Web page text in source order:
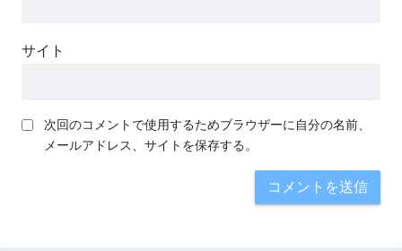
サイト
次回のコメントで使用するためブラウザーに自分の名前、
メールアドレス、サイトを保存する。